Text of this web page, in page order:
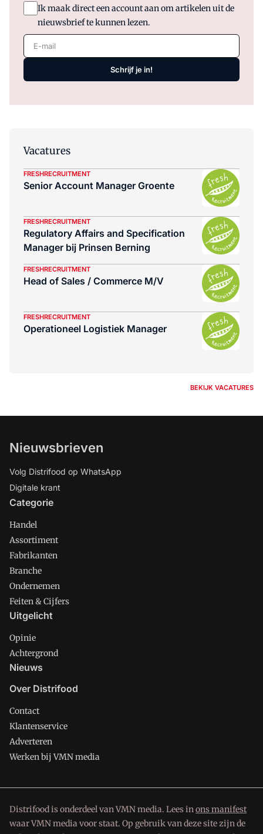
Ik maak direct een account aan om artikelen uit de
nieuwsbrief te kunnen lezen.
E-mail
Schrijf je in!
Vacatures
FRESHRECRUITMENT
Senior Account Manager Groente
FRESHRECRUITMENT
Regulatory Affairs and Specification
Manager bij Prinsen Berning
FRESHRECRUITMENT
Head of Sales / Commerce M/V
FRESHRECRUITMENT
Operationeel Logistiek Manager
BEKIJK VACATURES
Nieuwsbrieven
Volg Distrifood op WhatsApp
Digitale krant
Categorie
Handel
Assortiment
Fabrikanten
Branche
Ondernemen
Feiten & Cijfers
Uitgelicht
Opinie
Achtergrond
Nieuws
Over Distrifood
Contact
Klantenservice
Adverteren
Werken bij VMN media
Distrifood is onderdeel van VMN media. Lees inons manifest
waar VMN media voor staat. Op gebruik van deze site zijn de